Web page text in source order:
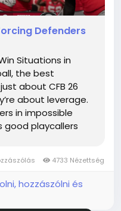
Defenders
Situations in
the best
about CFB 26
about leverage.
in impossible
good playcallers
4733 Nézettség
hozzászólni és